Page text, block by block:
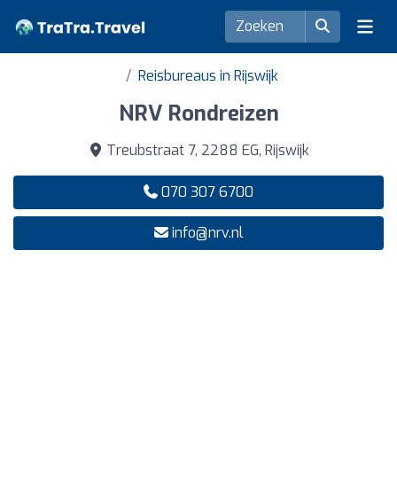
Reisbureaus in Rijswijk
NRV Rondreizen
Treubstraat 7, 2288 EG, Rijswijk
070 307 6700
info@nrv.nl